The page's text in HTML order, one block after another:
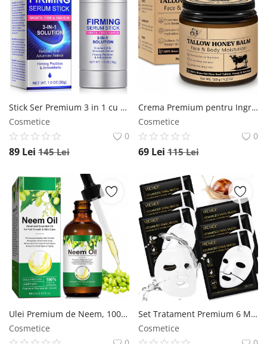
Stick Ser Premium 3 in 1 cu Retinol, Peptide si Antioxidanti, Efect de Lifting si Fermitate, NOVA KISS , 30 g NOVA KISS
Cosmetice
0
89 Lei 145Lei
Crema Premium pentru Ingrijire din Seu de Vita, Ceara de Albine si Miere, 100% Naturala, NOVA KISS , 120 g NOVA KISS
Cosmetice
0
69 Lei 115Lei
Ulei Premium de Neem, 100% Natural Pur pentru Cresterea Parului si Ingrijirea Pielii, NOVA KISS , 60 ml NOVA KISS
Cosmetice
Set Tratament Premium 6 Masti Concentrate cu Secretie Filtrata de Melc si Colagen, NOVA KISS NOVA KISS
Cosmetice